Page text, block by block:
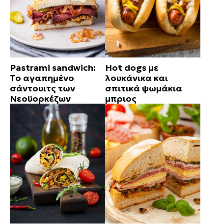
Pastrami sandwich:
Το αγαπημένο
σάντουιτς των
Νεοϋορκέζων
Hot dogs με
λουκάνικα και
σπιτικά ψωμάκια
μπριος